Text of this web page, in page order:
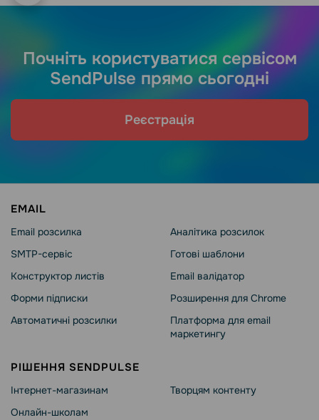
Почніть користуватися сервісом
SendPulse прямо сьогодні
Реєстрація
EMAIL
Email розсилка
SMTP-сервіс
Конструктор листів
Форми підписки
Автоматичні розсилки
Аналітика розсилок
Готові шаблони
Email валідатор
Розширення для Chrome
Платформа для email
маркетингу
РІШЕННЯ SENDPULSE
Інтернет-магазинам
Онлайн-школам
Творцям контенту